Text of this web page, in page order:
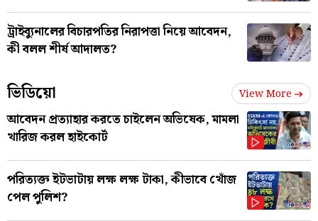
ট্রাইব্যুনালের বিচারপতির নিরাপত্তা নিয়ে আবেদন,
কী বলল শীর্ষ আদালত?
ভিডিয়ো View More
আবেদন প্রত্যাহার করতে চাইলেন অভিষেক, মামলা
খারিজ করল হাইকোর্ট
পরিত্যক্ত ইটভাটায় লক্ষ লক্ষ টাকা, কীভাবে খোঁজ
পেল পুলিশ?